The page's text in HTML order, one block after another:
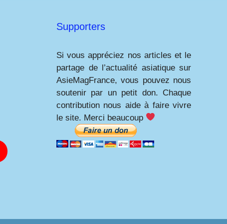
Supporters
Si vous appréciez nos articles et le
partage de l’actualité asiatique sur
AsieMagFrance, vous pouvez nous
soutenir par un petit don. Chaque
contribution nous aide à faire vivre
le site. Merci beaucoup